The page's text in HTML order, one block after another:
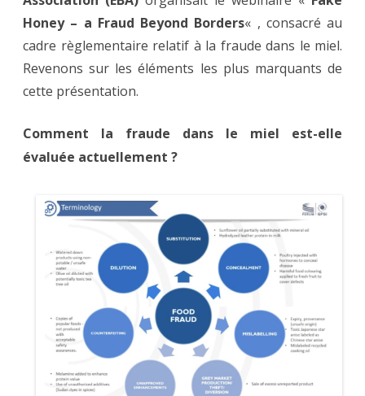
problèmes
et
quelles
règlementations
?
Honey – a Fraud Beyond Borders« , consacré au
cadre règlementaire relatif à la fraude dans le miel.
Revenons sur les éléments les plus marquants de
cette présentation.
Comment la fraude dans le miel est-elle
évaluée actuellement ?